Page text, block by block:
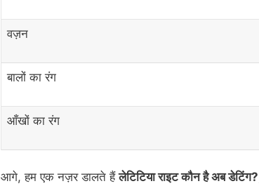
वज़न
बालों का रंग
आँखों का रंग
आगे, हम एक नज़र डालते हैंलेटिटिया राइट कौन है अब डेटिंग?